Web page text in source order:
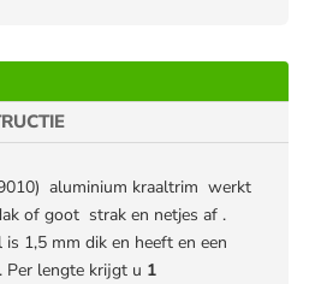
aluminium kraaltrim werkt
of goot strak en netjes af .
1,5 mm dik en heeft en een
Per lengte krijgt u 1